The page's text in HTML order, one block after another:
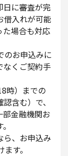
日に審査が完
借入れが可能
た場合も対応
のお申込みに
なくご契約手
時）までの
含む）で、
部金融機関お
ら、お申込み
す。